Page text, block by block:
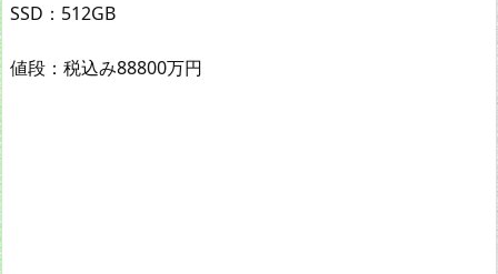
SSD：512GB
値段：税込み88800万円